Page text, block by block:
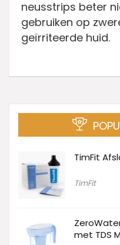
neusstrips beter
gebruiken op
geïrriteerde huid.
TimFit
TimFit
met TDS